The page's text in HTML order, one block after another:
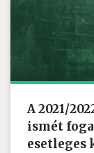
A 2021/
ismét
esetleges